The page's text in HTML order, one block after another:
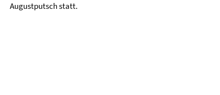
Augustputsch statt.